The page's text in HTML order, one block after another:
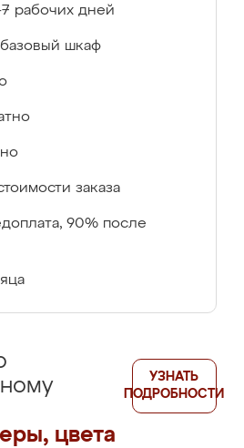
7 рабочих дней
базовый шкаф
заказа
90% после
цвета
УЗНАТЬ
ПОДРОБНОСТИ